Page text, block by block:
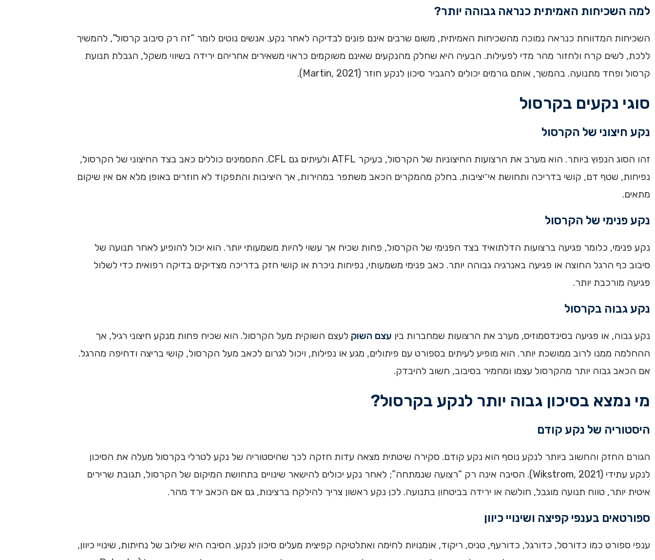
למה השכיחות האמיתית כנראה גבוהה יותר?
השכיחות המדווחת כנראה נמוכה מהשכיחות האמיתית, משום שרבים אינם פונים לבדיקה לאחר נקע. אנשים נוטים לומר “זה רק סיבוב קרסול”, להמשיך
ללכת, לשים קרח ולחזור מהר מדי לפעילות. הבעיה היא שחלק מהנקעים שאינם משוקמים כראוי משאירים אחריהם ירידה בשיווי משקל, הגבלת תנועת
קרסול ופחד מתנועה. בהמשך, אותם גורמים יכולים להגביר סיכון לנקע חוזר (Martin, 2021).
סוגי נקעים בקרסול
נקע חיצוני של הקרסול
זהו הסוג הנפוץ ביותר. הוא מערב את הרצועות החיצוניות של הקרסול, בעיקר ATFL ולעיתים גם CFL. התסמינים כוללים כאב בצד החיצוני של הקרסול,
נפיחות, שטף דם, קושי בדריכה ותחושת אי־יציבות. בחלק מהמקרים הכאב משתפר במהירות, אך היציבות והתפקוד לא חוזרים באופן מלא אם אין שיקום
מתאים.
נקע פנימי של הקרסול
נקע פנימי, כלומר פגיעה ברצועות הדלתואיד בצד הפנימי של הקרסול, פחות שכיח אך עשוי להיות משמעותי יותר. הוא יכול להופיע לאחר תנועה של
סיבוב כף הרגל החוצה או פגיעה באנרגיה גבוהה יותר. כאב פנימי משמעותי, נפיחות ניכרת או קושי חזק בדריכה מצדיקים בדיקה רפואית כדי לשלול
פגיעה מורכבת יותר.
נקע גבוה בקרסול
נקע גבוה, או פגיעה בסינדסמוזיס, מערב את הרצועות שמחברות בין עצם השוק לעצם השוקית מעל הקרסול. הוא שכיח פחות מנקע חיצוני רגיל, אך
ההחלמה ממנו לרוב ממושכת יותר. הוא מופיע לעיתים בספורט עם פיתולים, מגע או נפילות, ויכול לגרום לכאב מעל הקרסול, קושי בריצה ודחיפה מהרגל.
אם הכאב גבוה יותר מהקרסול עצמו ומחמיר בסיבוב, חשוב להיבדק.
מי נמצא בסיכון גבוה יותר לנקע בקרסול?
היסטוריה של נקע קודם
הגורם החזק והחשוב ביותר לנקע נוסף הוא נקע קודם. סקירה שיטתית מצאה עדות חזקה לכך שהיסטוריה של נקע לטרלי בקרסול מעלה את הסיכון
לנקע עתידי (Wikstrom, 2021). הסיבה אינה רק “רצועה שנמתחה”; לאחר נקע יכולים להישאר שינויים בתחושת המיקום של הקרסול, תגובת שרירים
איטית יותר, טווח תנועה מוגבל, חולשה או ירידה בביטחון בתנועה. לכן נקע ראשון צריך להילקח ברצינות, גם אם הכאב ירד מהר.
ספורטאים בענפי קפיצה ושינויי כיוון
ענפי ספורט כמו כדורסל, כדורגל, כדורעף, טניס, ריקוד, אומנויות לחימה ואתלטיקה קפיצית מעלים סיכון לנקע. הסיבה היא שילוב של נחיתות, שינויי כיוון,